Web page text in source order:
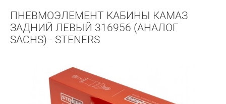
ПНЕВМОЭЛЕМЕНТ КАБИНЫ КАМАЗ
ЗАДНИЙ ЛЕВЫЙ 316956 (АНАЛОГ
SACHS) - STENERS